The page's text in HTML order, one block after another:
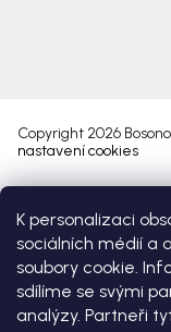
K personalizaci
sociálních médií a
soubory cookie.
sdílíme se svými
analýzy. Partneři
Copyright 2026
nastavení cookies